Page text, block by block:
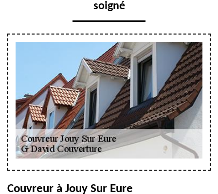
soigné
Couvreur à Jouy Sur Eure